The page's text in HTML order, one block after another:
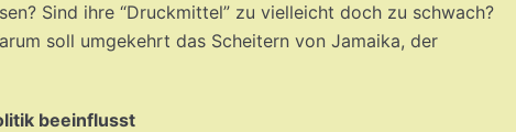
Sind ihre “Druckmittel” zu vielleicht doch zu schwach?
soll umgekehrt das Scheitern von Jamaika, der
beeinflusst